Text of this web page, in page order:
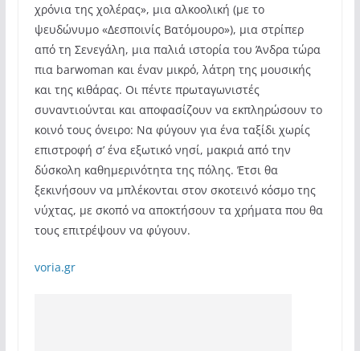
χρόνια της χολέρας», μια αλκοολική (με το
ψευδώνυμο «Δεσποινίς Βατόμουρο»), μια στρίπερ
από τη Σενεγάλη, μια παλιά ιστορία του Άνδρα τώρα
πια barwoman και έναν μικρό, λάτρη της μουσικής
και της κιθάρας. Οι πέντε πρωταγωνιστές
συναντιούνται και αποφασίζουν να εκπληρώσουν το
κοινό τους όνειρο: Να φύγουν για ένα ταξίδι χωρίς
επιστροφή σ’ ένα εξωτικό νησί, μακριά από την
δύσκολη καθημερινότητα της πόλης. Έτσι θα
ξεκινήσουν να μπλέκονται στον σκοτεινό κόσμο της
νύχτας, με σκοπό να αποκτήσουν τα χρήματα που θα
τους επιτρέψουν να φύγουν.
voria.gr